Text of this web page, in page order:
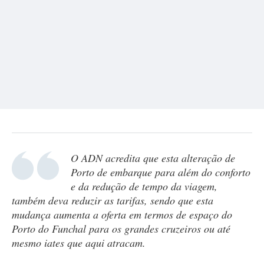
O ADN acredita que esta alteração de
Porto de embarque para além do conforto
e da redução de tempo da viagem,
também deva reduzir as tarifas, sendo que esta
mudança aumenta a oferta em termos de espaço do
Porto do Funchal para os grandes cruzeiros ou até
mesmo iates que aqui atracam.